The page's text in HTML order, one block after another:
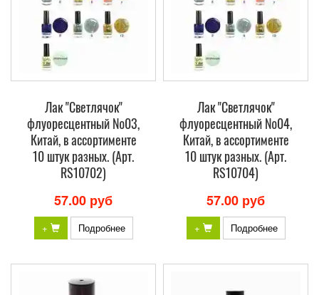
Лак "Светлячок"
флуоресцентный №03,
Китай, в ассортименте
10 штук разных. (Арт.
RS10702)
57.00 руб
+ Подробнее
Лак "Светлячок"
флуоресцентный №04,
Китай, в ассортименте
10 штук разных. (Арт.
RS10704)
57.00 руб
+ Подробнее